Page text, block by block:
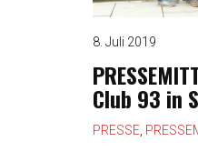
8. Juli 2019
Club 93 in
PRESSE